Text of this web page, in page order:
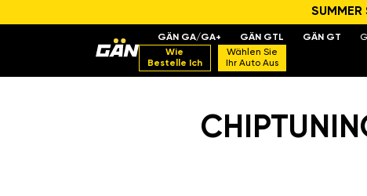
GÄN GA/GA+ GÄN GTL GÄN GT
Wie
Bestelle Ich
Wählen Sie
Ihr Auto Aus